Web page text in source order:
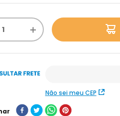
＋
Não sei meu CEP